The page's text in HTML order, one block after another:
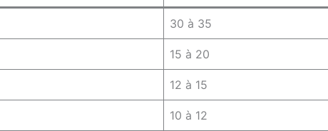
30 à 35
15 à 20
12 à 15
10 à 12